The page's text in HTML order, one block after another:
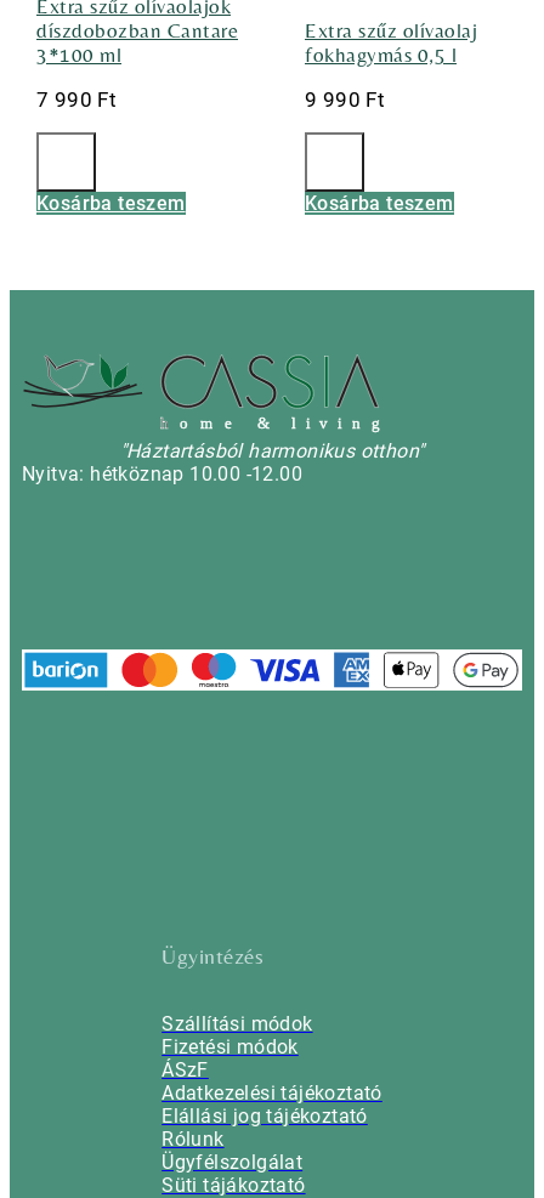
Extra szűz olívaolajok
díszdobozban Cantare
3*100 ml
7 990 Ft
Kosárba teszem
Extra szűz olívaolaj
fokhagymás 0,5 l
9 990 Ft
Kosárba teszem
h o m e & l i v i n g
"Háztartásból harmonikus otthon"
Nyitva: hétköznap 10.00 -12.00
Ügyintézés
Szállítási módok
Fizetési módok
ÁSzF
Adatkezelési tájékoztató
Elállási jog tájékoztató
Rólunk
Ügyfélszolgálat
Süti tájákoztató